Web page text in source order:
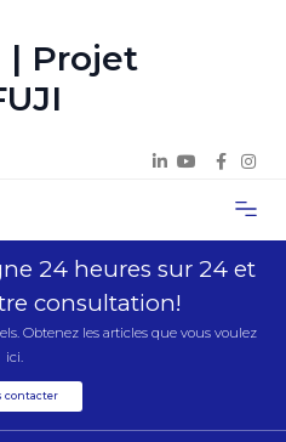
| Projet
24 heures sur 24 et
consultation!
Obtenez les articles que vous voulez
ici.
contacter